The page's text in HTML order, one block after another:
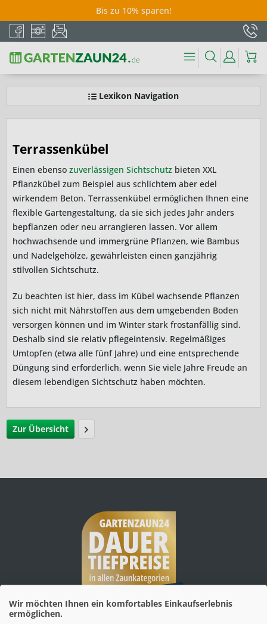
Bis zu 10% sparen!
Lexikon Navigation
Terrassenkübel
Einen ebenso zuverlässigen Sichtschutz bieten XXL
Pflanzkübel zum Beispiel aus schlichtem aber edel
wirkendem Beton. Terrassenkübel ermöglichen Ihnen eine
flexible Gartengestaltung, da sie sich jedes Jahr anders
bepflanzen oder neu arrangieren lassen. Vor allem
hochwachsende und immergrüne Pflanzen, wie Bambus
und Nadelgehölze, gewährleisten einen ganzjährig
stilvollen Sichtschutz.
Zu beachten ist hier, dass im Kübel wachsende Pflanzen
sich nicht mit Nährstoffen aus dem umgebenden Boden
versorgen können und im Winter stark frostanfällig sind.
Deshalb sind sie relativ pflegeintensiv. Regelmäßiges
Umtopfen (etwa alle fünf Jahre) und eine entsprechende
Düngung sind erforderlich, wenn Sie viele Jahre Freude an
diesem lebendigen Sichtschutz haben möchten.
Zur Übersicht
Wir möchten Ihnen ein komfortables Einkaufserlebnis
ermöglichen.